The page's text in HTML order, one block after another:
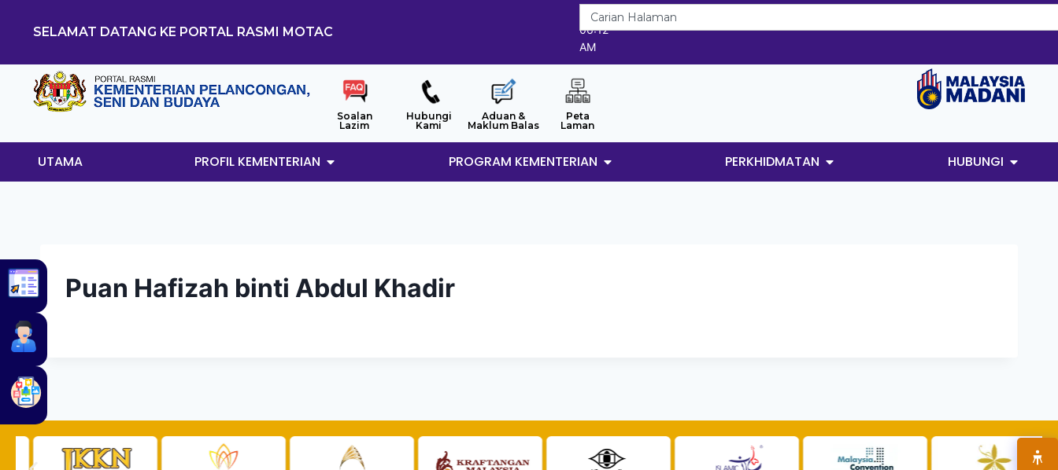
SELAMAT DATANG KE PORTAL RASMI MOTAC
8/8/2026
06:12
AM
Soalan
Lazim
Hubungi
Kami
Aduan &
Maklum Balas
Peta
Laman
UTAMA PROFIL KEMENTERIAN PROGRAM KEMENTERIAN PERKHIDMATAN HUBUNGI
Puan Hafizah binti Abdul Khadir